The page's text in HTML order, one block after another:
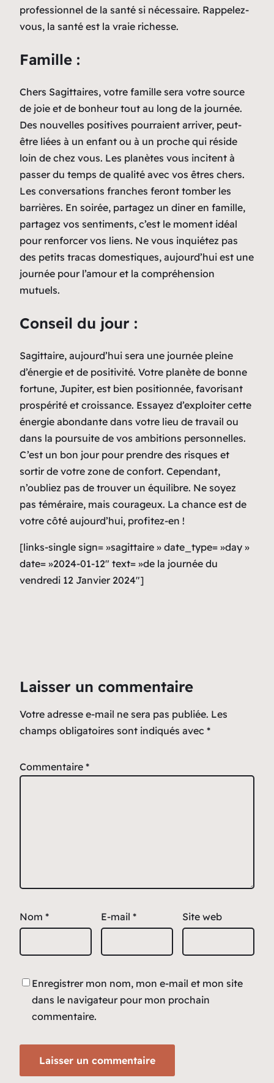
professionnel de la santé si nécessaire. Rappelez-
vous, la santé est la vraie richesse.
Famille :
Chers Sagittaires, votre famille sera votre source
de joie et de bonheur tout au long de la journée.
Des nouvelles positives pourraient arriver, peut-
être liées à un enfant ou à un proche qui réside
loin de chez vous. Les planètes vous incitent à
passer du temps de qualité avec vos êtres chers.
Les conversations franches feront tomber les
barrières. En soirée, partagez un diner en famille,
partagez vos sentiments, c’est le moment idéal
pour renforcer vos liens. Ne vous inquiétez pas
des petits tracas domestiques, aujourd’hui est une
journée pour l’amour et la compréhension
mutuels.
Conseil du jour :
Sagittaire, aujourd’hui sera une journée pleine
d’énergie et de positivité. Votre planète de bonne
fortune, Jupiter, est bien positionnée, favorisant
prospérité et croissance. Essayez d’exploiter cette
énergie abondante dans votre lieu de travail ou
dans la poursuite de vos ambitions personnelles.
C’est un bon jour pour prendre des risques et
sortir de votre zone de confort. Cependant,
n’oubliez pas de trouver un équilibre. Ne soyez
pas téméraire, mais courageux. La chance est de
votre côté aujourd’hui, profitez-en !
[links-single sign= »sagittaire » date_type= »day »
date= »2024-01-12″ text= »de la journée du
vendredi 12 Janvier 2024″]
Laisser un commentaire
Votre adresse e-mail ne sera pas publiée. Les
champs obligatoires sont indiqués avec *
Commentaire *
Nom * E-mail * Site web
Enregistrer mon nom, mon e-mail et mon site
dans le navigateur pour mon prochain
commentaire.